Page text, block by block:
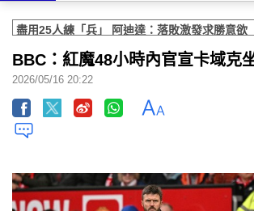
BBC：紅魔48小時內官宣卡域克
2026/05/16 20:22